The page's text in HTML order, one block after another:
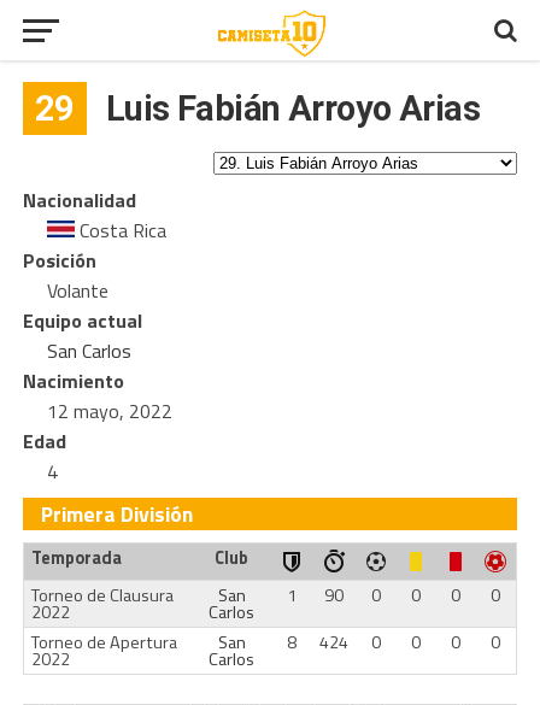
29 Luis Fabián Arroyo Arias
Nacionalidad
Costa Rica
Posición
Volante
Equipo actual
San Carlos
Nacimiento
12 mayo, 2022
Edad
4
Primera División
Temporada
Club
Torneo de Clausura
2022
San
Carlos
1 90 0 0 0
0
Torneo de Apertura
2022
San
Carlos
8 424 0 0 0 0